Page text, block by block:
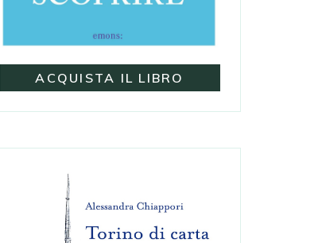
ACQUISTA IL LIBRO